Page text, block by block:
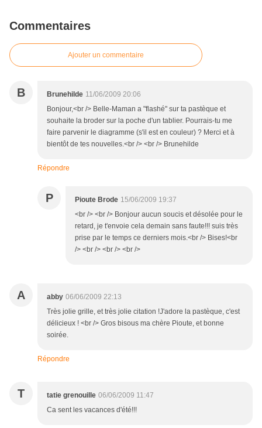
Commentaires
Ajouter un commentaire
B Brunehilde 11/06/2009 20:06
Bonjour,<br /> Belle-Maman a "flashé" sur ta pastèque et
souhaite la broder sur la poche d'un tablier. Pourrais-tu me
faire parvenir le diagramme (s'il est en couleur) ? Merci et à
bientôt de tes nouvelles.<br /> <br /> Brunehilde
Répondre
P Pioute Brode 15/06/2009 19:37
<br /> <br /> Bonjour aucun soucis et désolée pour le
retard, je t'envoie cela demain sans faute!!! suis très
prise par le temps ce derniers mois.<br /> Bises!<br
/> <br /> <br /> <br />
A abby 06/06/2009 22:13
Très jolie grille, et très jolie citation !J'adore la pastèque, c'est
délicieux ! <br /> Gros bisous ma chère Pioute, et bonne
soirée.
Répondre
T tatie grenouille 06/06/2009 11:47
Ca sent les vacances d'été!!!